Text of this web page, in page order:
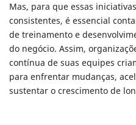
Mas, para que essas
consistentes, é essencial
de treinamento e
do negócio. Assim,
contínua de suas equipes
para enfrentar mudanças,
sustentar o crescimento de